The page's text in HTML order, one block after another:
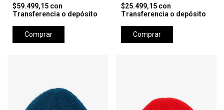
$59.499,15 con
Transferencia o depósito
Comprar
$25.499,15 con
Transferencia o depósito
Comprar